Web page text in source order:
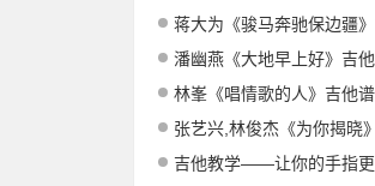
蒋大为《骏马奔驰保边疆
潘幽燕《大地早上好》吉
林峯《唱情歌的人》吉他
张艺兴,林俊杰《为你揭晓
吉他教学——让你的手指更